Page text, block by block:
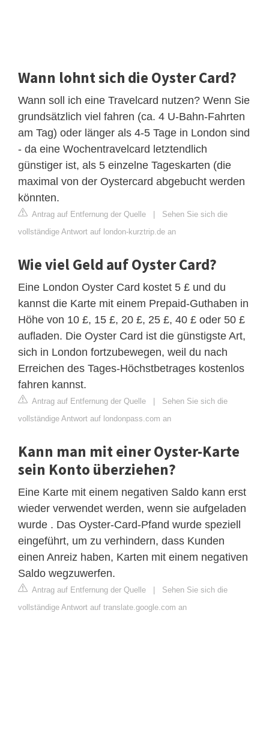
Wann lohnt sich die Oyster Card?
Wann soll ich eine Travelcard nutzen? Wenn Sie
grundsätzlich viel fahren (ca. 4 U-Bahn-Fahrten
am Tag) oder länger als 4-5 Tage in London sind
- da eine Wochentravelcard letztendlich
günstiger ist, als 5 einzelne Tageskarten (die
maximal von der Oystercard abgebucht werden
könnten.
Antrag auf Entfernung der Quelle | Sehen Sie sich die
vollständige Antwort auf london-kurztrip.de an
Wie viel Geld auf Oyster Card?
Eine London Oyster Card kostet 5 £ und du
kannst die Karte mit einem Prepaid-Guthaben in
Höhe von 10 £, 15 £, 20 £, 25 £, 40 £ oder 50 £
aufladen. Die Oyster Card ist die günstigste Art,
sich in London fortzubewegen, weil du nach
Erreichen des Tages-Höchstbetrages kostenlos
fahren kannst.
Antrag auf Entfernung der Quelle | Sehen Sie sich die
vollständige Antwort auf londonpass.com an
Kann man mit einer Oyster-Karte
sein Konto überziehen?
Eine Karte mit einem negativen Saldo kann erst
wieder verwendet werden, wenn sie aufgeladen
wurde . Das Oyster-Card-Pfand wurde speziell
eingeführt, um zu verhindern, dass Kunden
einen Anreiz haben, Karten mit einem negativen
Saldo wegzuwerfen.
Antrag auf Entfernung der Quelle | Sehen Sie sich die
vollständige Antwort auf translate.google.com an